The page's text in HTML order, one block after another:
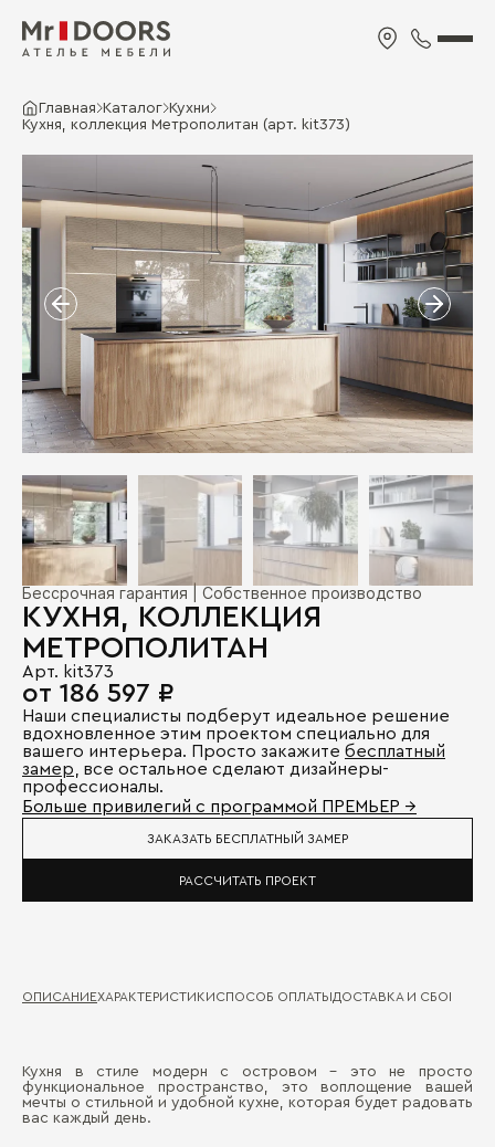
Главная Каталог Кухни
Кухня, коллекция Метрополитан (арт. kit373)
Бессрочная гарантия | Собственное производство
КУХНЯ, КОЛЛЕКЦИЯ
МЕТРОПОЛИТАН
Арт. kit373
от 186 597 ₽
Наши специалисты подберут идеальное решение
вдохновленное этим проектом специально для
вашего интерьера. Просто закажите бесплатный
замер , все остальное сделают дизайнеры-
профессионалы.
Больше привилегий с программой ПРЕМЬЕР →
ЗАКАЗАТЬ БЕСПЛАТНЫЙ ЗАМЕР
РАССЧИТАТЬ ПРОЕКТ
ОПИСАНИЕХАРАКТЕРИСТИКИСПОСОБ ОПЛАТЫДОСТАВКА И СБОРКА
Кухня в стиле модерн с островом – это не просто
функциональное пространство, это воплощение вашей
мечты о стильной и удобной кухне, которая будет радовать
вас каждый день.